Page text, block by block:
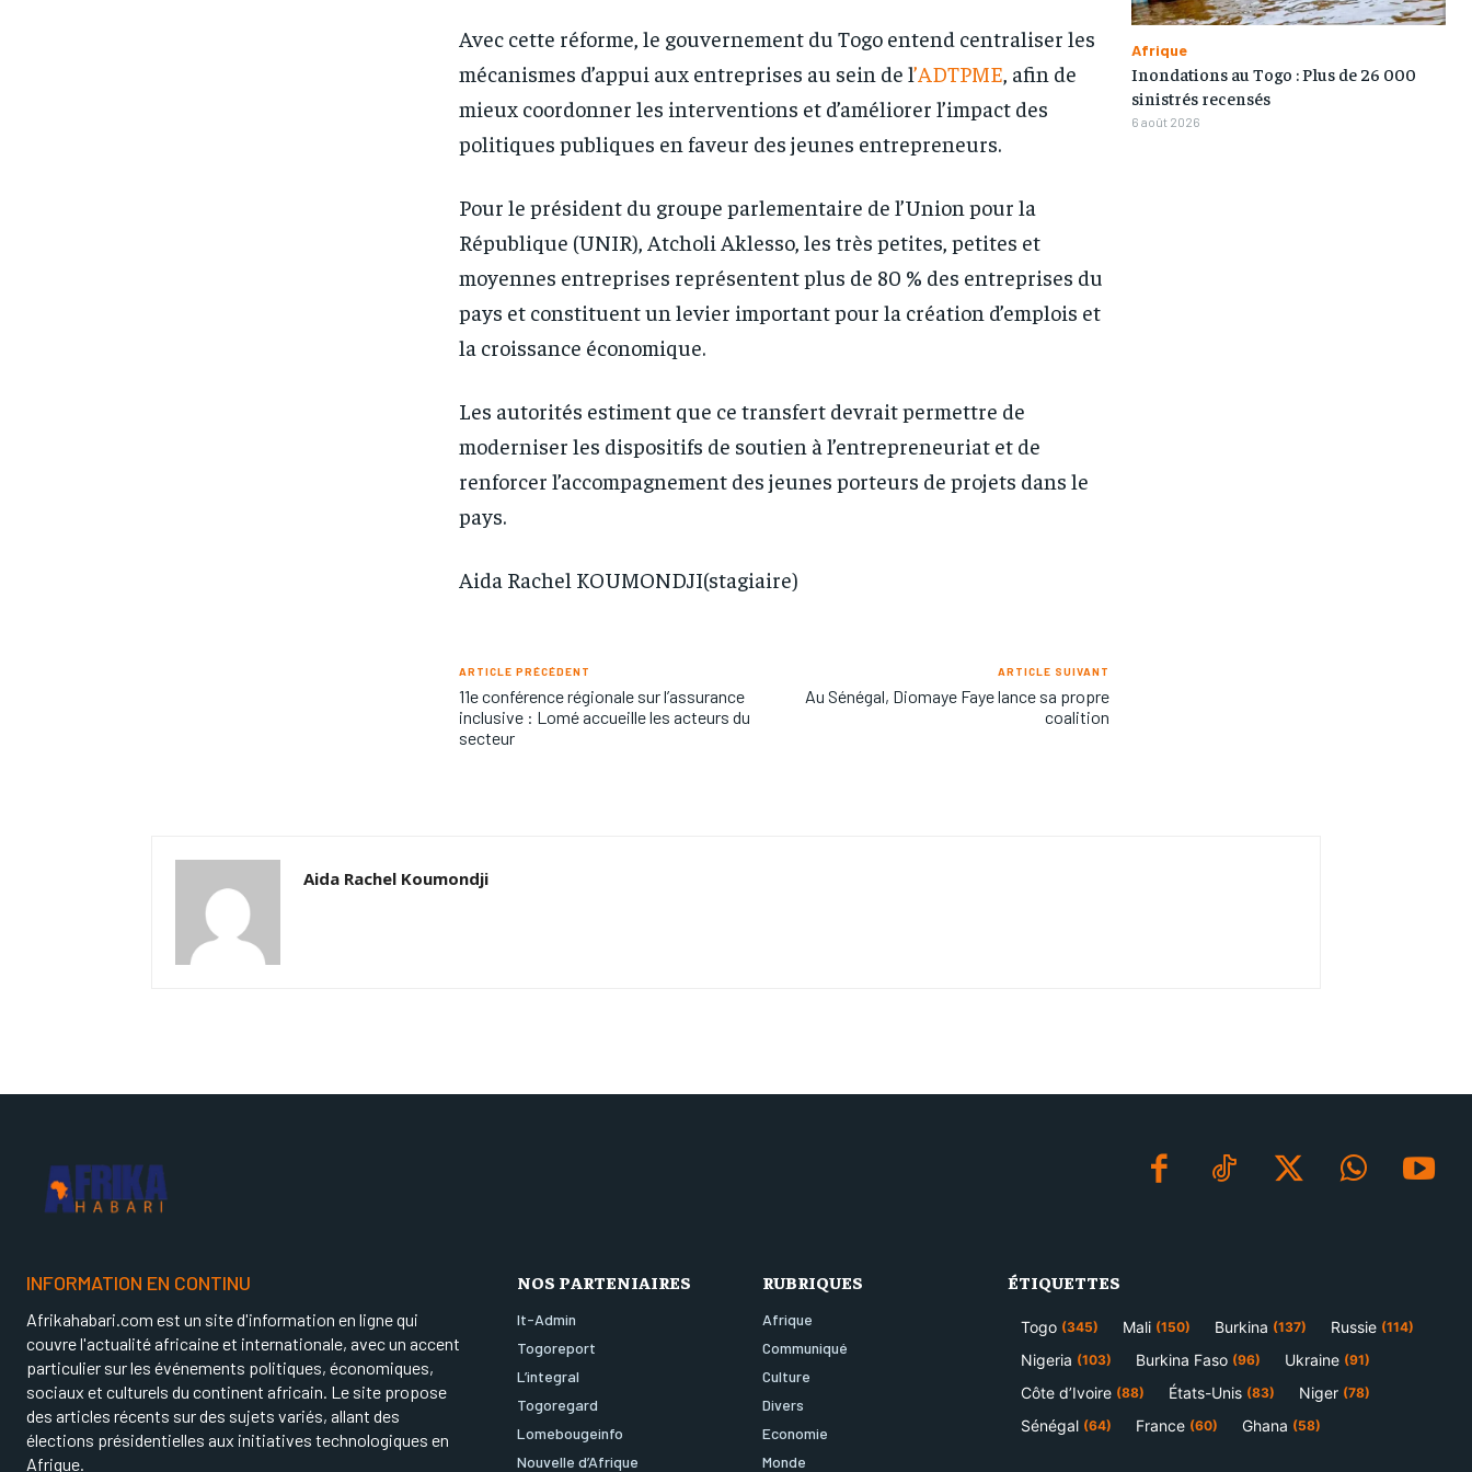
Avec cette réforme, le gouvernement du Togo entend centraliser les
mécanismes d’appui aux entreprises au sein de l’ADTPME , afin de
mieux coordonner les interventions et d’améliorer l’impact des
politiques publiques en faveur des jeunes entrepreneurs.
Pour le président du groupe parlementaire de l’Union pour la
République (UNIR), Atcholi Aklesso, les très petites, petites et
moyennes entreprises représentent plus de 80 % des entreprises du
pays et constituent un levier important pour la création d’emplois et
la croissance économique.
Les autorités estiment que ce transfert devrait permettre de
moderniser les dispositifs de soutien à l’entrepreneuriat et de
renforcer l’accompagnement des jeunes porteurs de projets dans le
pays.
Aida Rachel KOUMONDJI(stagiaire)
ARTICLE PRÉCÉDENT
11e conférence régionale sur l’assurance
inclusive : Lomé accueille les acteurs du
secteur
ARTICLE SUIVANT
Au Sénégal, Diomaye Faye lance sa propre
coalition
Afrique
Inondations au Togo : Plus de 26 000
sinistrés recensés
6 août 2026
Aida Rachel Koumondji
INFORMATION EN CONTINU
Afrikahabari.com est un site d'information en ligne qui
couvre l'actualité africaine et internationale, avec un accent
particulier sur les événements politiques, économiques,
sociaux et culturels du continent africain. Le site propose
des articles récents sur des sujets variés, allant des
élections présidentielles aux initiatives technologiques en
Afrique.
NOS PARTENIAIRES
It-Admin
Togoreport
L’integral
Togoregard
Lomebougeinfo
Nouvelle d’Afrique
RUBRIQUES
Afrique
Communiqué
Culture
Divers
Economie
Monde
ÉTIQUETTES
Togo (345) Mali (150) Burkina (137) Russie (114)
Nigeria (103) Burkina Faso (96) Ukraine (91)
Côte d’Ivoire (88) États-Unis (83) Niger (78)
Sénégal (64) France (60) Ghana (58)